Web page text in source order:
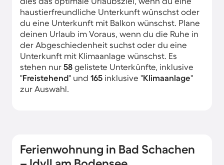
haustierfreundliche Unterkunft wünschst oder
du eine Unterkunft mit Balkon wünschst. Plane
deinen Urlaub im Voraus, wenn du die Ruhe in
der Abgeschiedenheit suchst oder du eine
Unterkunft mit Klimaanlage wünschst. Es
stehen nur 58 gelistete Unterkünfte, inklusive
"Freistehend" und 165 inklusive "Klimaanlage"
zur Auswahl.
Ferienwohnung in Bad Schachen